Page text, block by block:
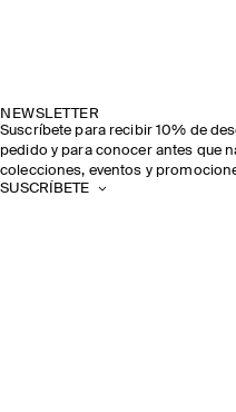
NEWSLETTER
Suscríbete para recibir 10% de
pedido y para conocer antes que
colecciones, eventos y
SUSCRÍBETE